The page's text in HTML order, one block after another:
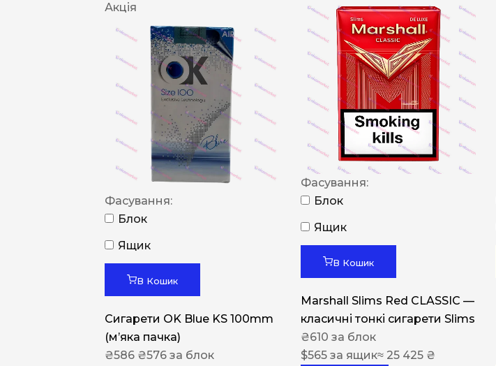
Focus
De Santis
MONUS
NERO
NERO
Гуцульскі
Italian Blend 821
Arizona
Cigaronne
Сигарети LD
Акція
Фасування:
Блок
Ящик
В Кошик
Сигарети OK Blue KS 100mm
(м’яка пачка)
₴586 ₴576 за блок
Фасування:
Блок
Ящик
В Кошик
Marshall Slims Red CLASSIC —
класичні тонкі сигарети Slims
₴610 за блок
$565 за ящик≈ 25 425 ₴